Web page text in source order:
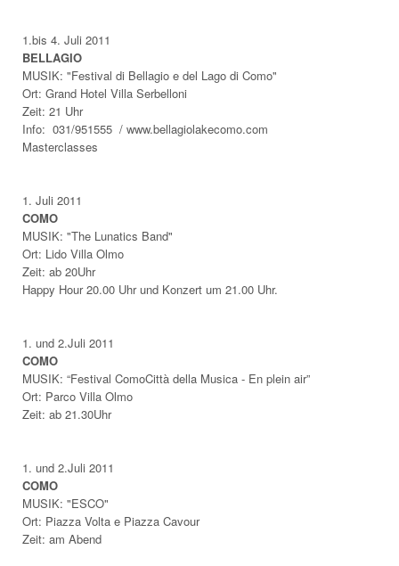
1.bis 4. Juli 2011
BELLAGIO
MUSIK: "Festival di Bellagio e del Lago di Como"
Ort: Grand Hotel Villa Serbelloni
Zeit: 21 Uhr
Info: 031/951555 / www.bellagiolakecomo.com
Masterclasses
1. Juli 2011
COMO
MUSIK: "The Lunatics Band"
Ort: Lido Villa Olmo
Zeit: ab 20Uhr
Happy Hour 20.00 Uhr und Konzert um 21.00 Uhr.
1. und 2.Juli 2011
COMO
MUSIK: “Festival ComoCittà della Musica - En plein air”
Ort: Parco Villa Olmo
Zeit: ab 21.30Uhr
1. und 2.Juli 2011
COMO
MUSIK: "ESCO"
Ort: Piazza Volta e Piazza Cavour
Zeit: am Abend